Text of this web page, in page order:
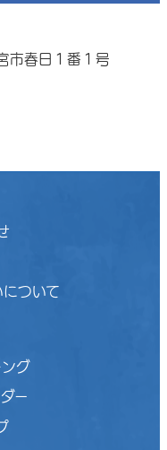
春日１番１号
ついて
グ
ー